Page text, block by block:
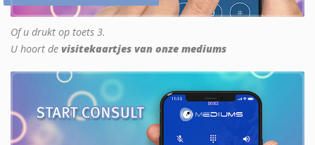
Of u drukt op toets 3.
U hoort de visitekaartjes van onze mediums